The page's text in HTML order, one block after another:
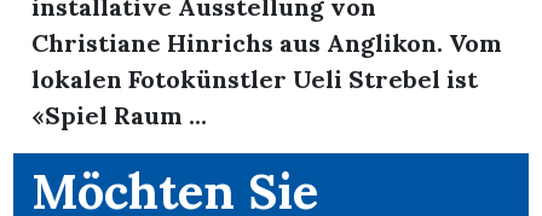
installative Ausstellung von
Christiane Hinrichs aus Anglikon. Vom
lokalen Fotokünstler Ueli Strebel ist
«Spiel Raum ...
Möchten Sie